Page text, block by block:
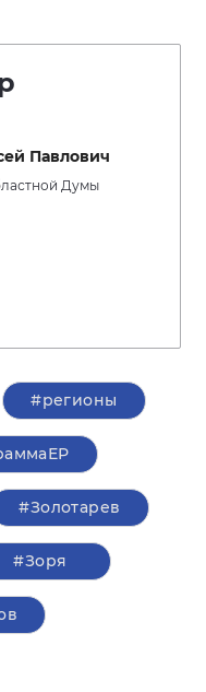
Павлович
Думы
#регионы
#Золотарев
#Зоря